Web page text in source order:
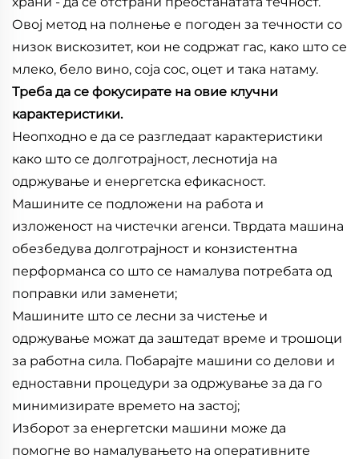
Овој метод на полнење е погоден за течности со
низок вискозитет, кои не содржат гас, како што се
млеко, бело вино, соја сос, оцет и така натаму.
Треба да се фокусирате на овие клучни
карактеристики.
Неопходно е да се разгледаат карактеристики
како што се долготрајност, леснотија на
одржување и енергетска ефикасност.
Машините се подложени на работа и
изложеност на чистечки агенси. Тврдата машина
обезбедува долготрајност и конзистентна
перформанса со што се намалува потребата од
поправки или заменети;
Машините што се лесни за чистење и
одржување можат да заштедат време и трошоци
за работна сила. Побарајте машини со делови и
едноставни процедури за одржување за да го
минимизирате времето на застој;
Изборот за енергетски машини може да
помогне во намалувањето на оперативните